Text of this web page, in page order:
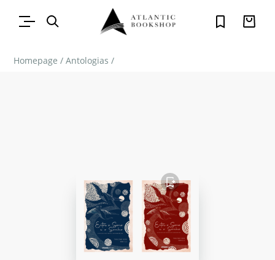
Homepage / Antologias /
FAVORITO